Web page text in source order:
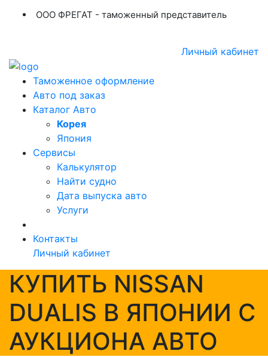
ООО ФРЕГАТ - таможенный представитель
Личный кабинет
Таможенное оформление
Авто под заказ
Каталог Авто
Корея
Япония
Сервисы
Калькулятор
Найти судно
Дата выпуска авто
Услуги
Контакты
Личный кабинет
КУПИТЬ NISSAN
DUALIS В ЯПОНИИ С
АУКЦИОНА АВТО